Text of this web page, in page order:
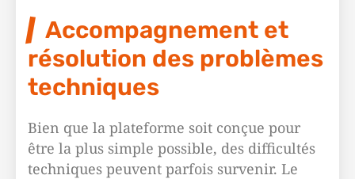
Accompagnement et
résolution des problèmes
techniques
Bien que la plateforme soit conçue pour
être la plus simple possible, des difficultés
techniques peuvent parfois survenir. Le